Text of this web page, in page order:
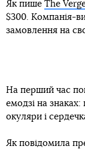
Як пише The
$300. Компанія-
замовлення на
На перший час
емодзі на знаках:
окуляри і
Як повідомила